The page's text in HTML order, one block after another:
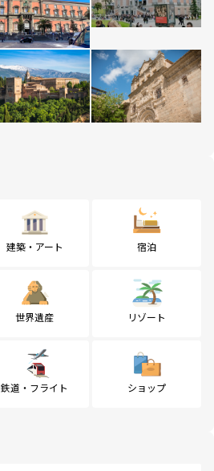
建築・アート 宿泊
世界遺産 リゾート
鉄道・フライト ショップ